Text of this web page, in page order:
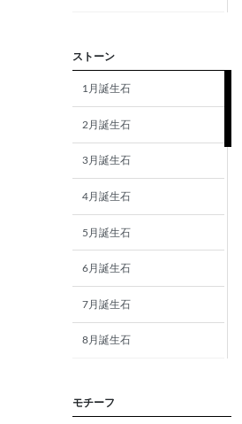
ストーン
1月誕生石
2月誕生石
3月誕生石
4月誕生石
5月誕生石
6月誕生石
7月誕生石
8月誕生石
モチーフ